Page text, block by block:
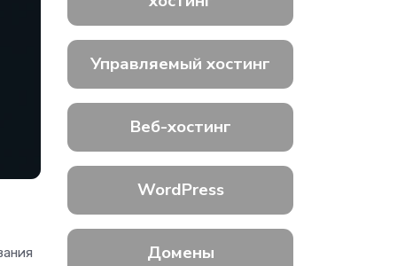
Управляемый хостинг
Веб-хостинг
WordPress
Домены